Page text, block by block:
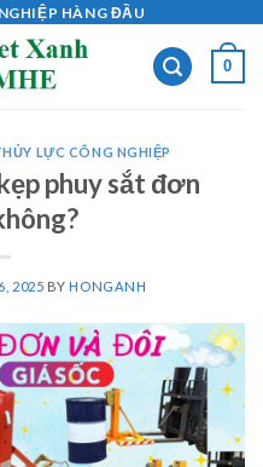
HÀNG ĐẦU
0
LỰC CÔNG NGHIỆP
phuy sắt đơn
2025 BYHONGANH